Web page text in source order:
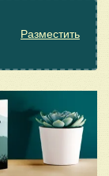
Разместить